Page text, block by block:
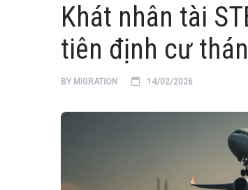
Khát nhân tài
tiên định cư
BY MIGRATION 14/02/2026